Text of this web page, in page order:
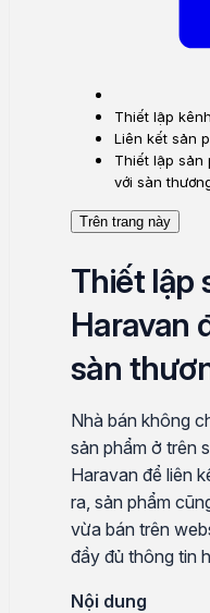
Thiết lập
Liên kết sản
Thiết lập sản
với sàn
Trên trang này
Thiết lập
Haravan
sàn
Nhà bán không
sản phẩm ở trên
Haravan để liên
ra, sản phẩm
vừa bán trên
đầy đủ thông tin
Nội dung